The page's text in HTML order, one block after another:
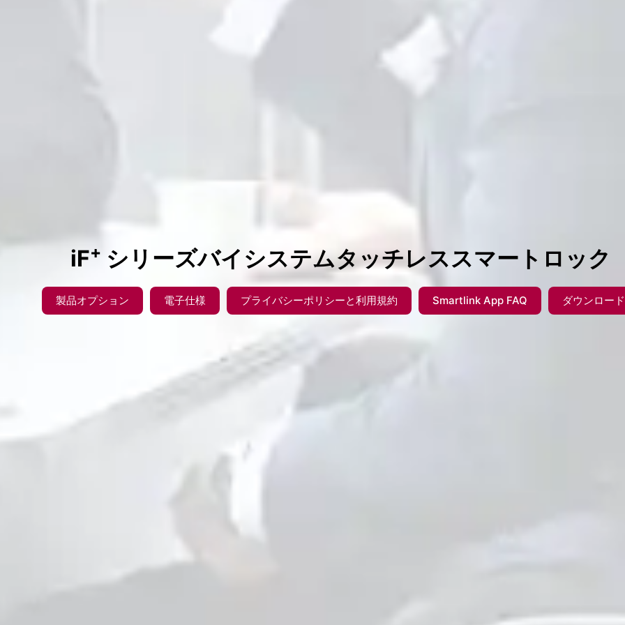
iF+ シリーズバイシステムタッチレススマートロック
製品オプション 電子仕様 プライバシーポリシーと利用規約 Smartlink App FAQ ダウンロード